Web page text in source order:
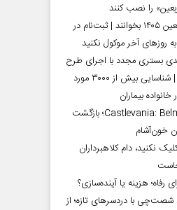
را نصب کنند
متقاضیان ارز اربعین ۱۴۰۵ بخوانند | ثبت‌نام در
روز‌های آخر موکول نکنید
درصدی بستری مجدد با اجرای طرح
«پرستار پیگیر» | شناسایی بیش از ۳۰۰۰ مورد
بیماران
Castlevania: Belmont’s Curse؛ بازگشت
خون‌آشام
نکنید، دام کلاهبرداران
رفاه؛ هزینه یا آینده‌سازی؟
با دردسر‌های تازه؛ از